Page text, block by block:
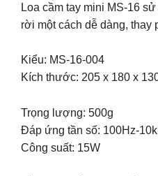
Loa cầm tay mini MS-16
rời một cách dễ dàng, thay
Kiểu: MS-16-004
Kích thước: 205 x 180 x
Trọng lượng: 500g
Đáp ứng tần số: 100Hz-
Công suất: 15W